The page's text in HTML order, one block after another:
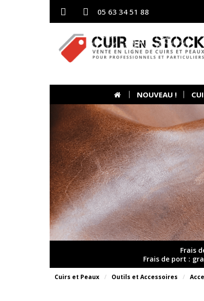
05 63 34 51 88
NOUVEAU !
Frais
Frais de port :
Cuirs et Peaux Outils et Accessoires